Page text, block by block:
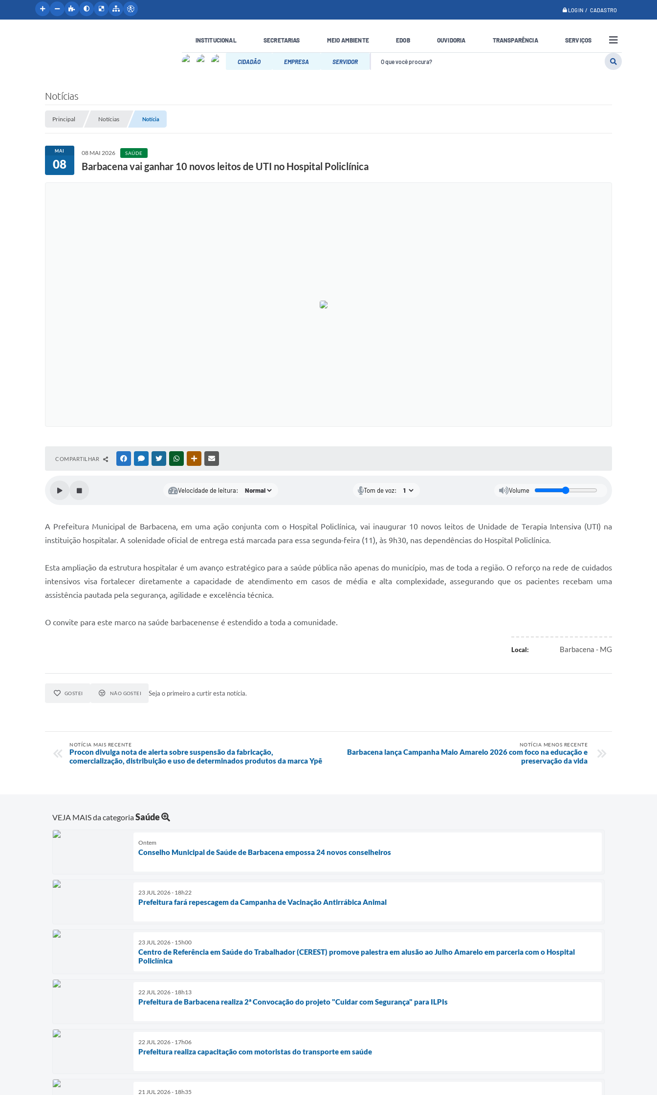
LOGIN / CADASTRO
INSTITUCIONAL SECRETARIAS MEIO AMBIENTE EDOB OUVIDORIA TRANSPARÊNCIA SERVIÇOS
CIDADÃO EMPRESA SERVIDOR
Notícias
Principal Notícias Notícia
MAI
08
08 MAI 2026 SAÚDE
Barbacena vai ganhar 10 novos leitos de UTI no Hospital Policlínica
COMPARTILHAR FACEBOOKMESSENGER
TWITTERWHATSAPPOUTRAS MÍDIAS
Velocidade de leitura: Tom de voz: Volume
A Prefeitura Municipal de Barbacena, em uma ação conjunta com o Hospital Policlínica, vai inaugurar 10 novos leitos de Unidade de Terapia Intensiva (UTI) na
instituição hospitalar. A solenidade oficial de entrega está marcada para essa segunda-feira (11), às 9h30, nas dependências do Hospital Policlínica.
Esta ampliação da estrutura hospitalar é um avanço estratégico para a saúde pública não apenas do município, mas de toda a região. O reforço na rede de cuidados
intensivos visa fortalecer diretamente a capacidade de atendimento em casos de média e alta complexidade, assegurando que os pacientes recebam uma
assistência pautada pela segurança, agilidade e excelência técnica.
O convite para este marco na saúde barbacenense é estendido a toda a comunidade.
Local: Barbacena - MG
GOSTEI NÃO GOSTEI Seja o primeiro a curtir esta notícia.
NOTÍCIA MAIS RECENTE
Procon divulga nota de alerta sobre suspensão da fabricação,
comercialização, distribuição e uso de determinados produtos da marca Ypê
NOTÍCIA MENOS RECENTE
Barbacena lança Campanha Maio Amarelo 2026 com foco na educação e
preservação da vida
VEJA MAIS da categoriaSaúde
Ontem
Conselho Municipal de Saúde de Barbacena empossa 24 novos conselheiros
23 JUL 2026 - 18h22
Prefeitura fará repescagem da Campanha de Vacinação Antirrábica Animal
23 JUL 2026 - 15h00
Centro de Referência em Saúde do Trabalhador (CEREST) promove palestra em alusão ao Julho Amarelo em parceria com o Hospital
Policlínica
22 JUL 2026 - 18h13
Prefeitura de Barbacena realiza 2ª Convocação do projeto "Cuidar com Segurança" para ILPIs
22 JUL 2026 - 17h06
Prefeitura realiza capacitação com motoristas do transporte em saúde
21 JUL 2026 - 18h35